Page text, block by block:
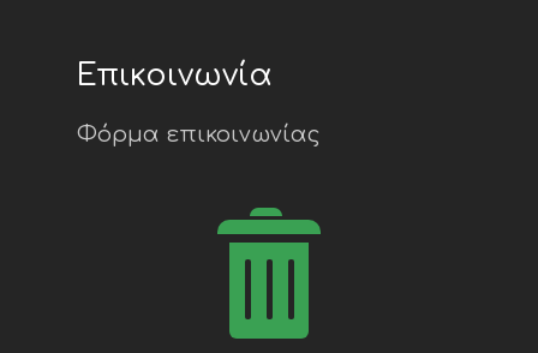
Επικοινωνία
Φόρμα επικοινωνίας